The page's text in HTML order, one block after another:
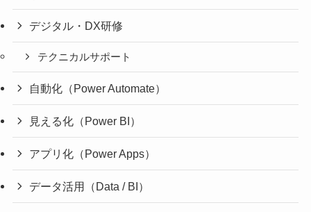
デジタル・DX研修
テクニカルサポート
自動化（Power Automate）
見える化（Power BI）
アプリ化（Power Apps）
データ活用（Data / BI）